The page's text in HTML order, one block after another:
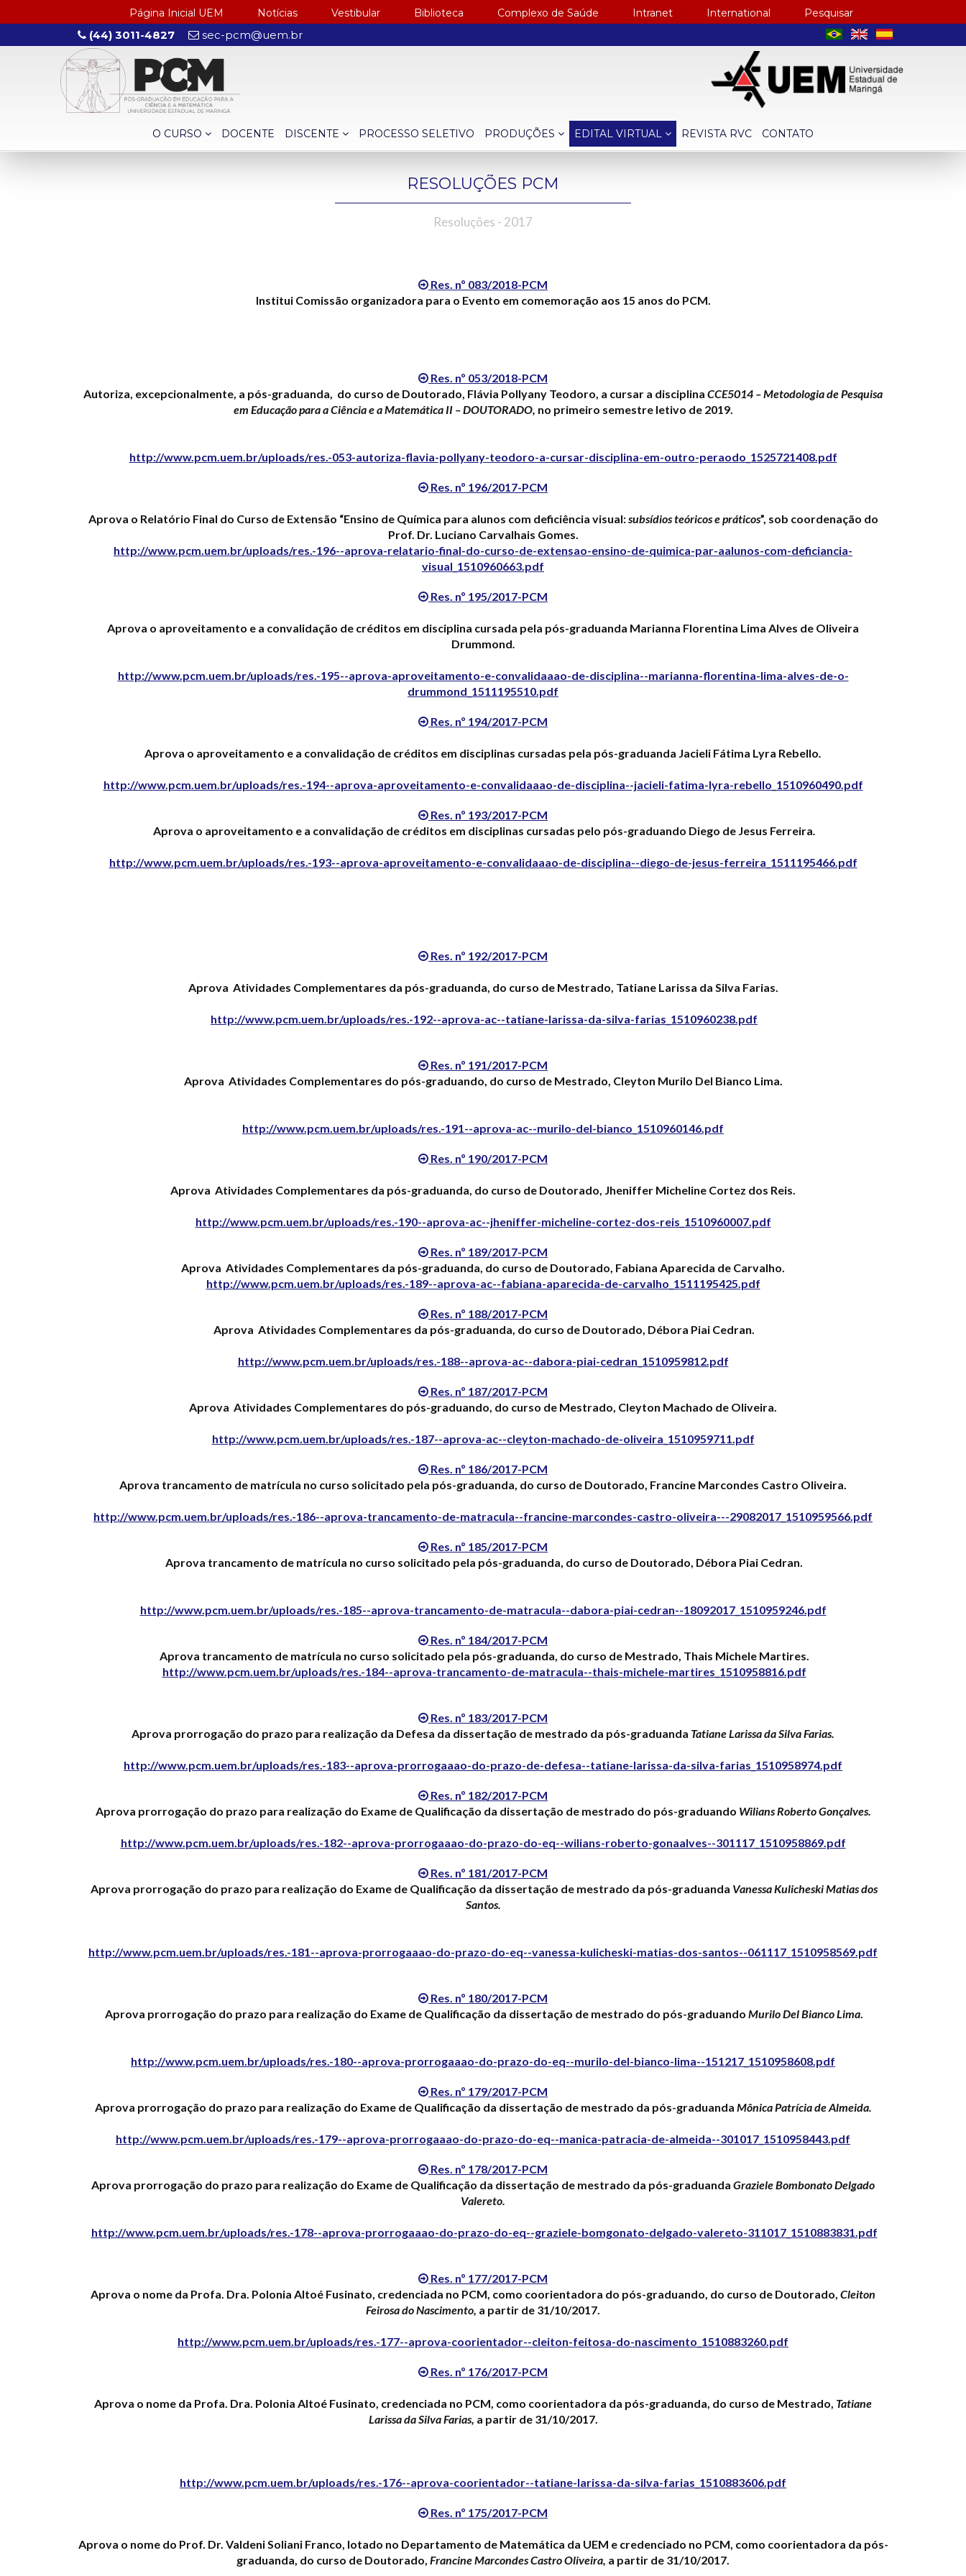
Página Inicial UEM Notícias Vestibular Biblioteca Complexo de Saúde Intranet International Pesquisar
(44) 3011-4827 sec-pcm@uem.br
O CURSO DOCENTE DISCENTE PROCESSO SELETIVO PRODUÇÕES EDITAL VIRTUAL REVISTA RVC CONTATO
RESOLUÇÕES PCM
Resoluções - 2017
Res. nº 083/2018-PCM
Institui Comissão organizadora para o Evento em comemoração aos 15 anos do PCM.
Res. nº 053/2018-PCM
Autoriza, excepcionalmente, a pós-graduanda, do curso de Doutorado, Flávia Pollyany Teodoro, a cursar a disciplina CCE5014 – Metodologia de Pesquisa
em Educação para a Ciência e a Matemática II – DOUTORADO, no primeiro semestre letivo de 2019.
http://www.pcm.uem.br/uploads/res.-053-autoriza-flavia-pollyany-teodoro-a-cursar-disciplina-em-outro-peraodo_1525721408.pdf
Res. nº 196/2017-PCM
Aprova o Relatório Final do Curso de Extensão “Ensino de Química para alunos com deficiência visual:subsídios teóricos e práticos”, sob coordenação do
Prof. Dr. Luciano Carvalhais Gomes.
http://www.pcm.uem.br/uploads/res.-196--aprova-relatario-final-do-curso-de-extensao-ensino-de-quimica-par-aalunos-com-deficiancia-
visual_1510960663.pdf
Res. nº 195/2017-PCM
Aprova o aproveitamento e a convalidação de créditos em disciplina cursada pela pós-graduanda Marianna Florentina Lima Alves de Oliveira
Drummond.
http://www.pcm.uem.br/uploads/res.-195--aprova-aproveitamento-e-convalidaaao-de-disciplina--marianna-florentina-lima-alves-de-o-
drummond_1511195510.pdf
Res. nº 194/2017-PCM
Aprova o aproveitamento e a convalidação de créditos em disciplinas cursadas pela pós-graduanda Jacieli Fátima Lyra Rebello.
http://www.pcm.uem.br/uploads/res.-194--aprova-aproveitamento-e-convalidaaao-de-disciplina--jacieli-fatima-lyra-rebello_1510960490.pdf
Res. nº 193/2017-PCM
Aprova o aproveitamento e a convalidação de créditos em disciplinas cursadas pelo pós-graduando Diego de Jesus Ferreira.
http://www.pcm.uem.br/uploads/res.-193--aprova-aproveitamento-e-convalidaaao-de-disciplina--diego-de-jesus-ferreira_1511195466.pdf
Res. nº 192/2017-PCM
Aprova Atividades Complementares da pós-graduanda, do curso de Mestrado, Tatiane Larissa da Silva Farias.
http://www.pcm.uem.br/uploads/res.-192--aprova-ac--tatiane-larissa-da-silva-farias_1510960238.pdf
Res. nº 191/2017-PCM
Aprova Atividades Complementares do pós-graduando, do curso de Mestrado, Cleyton Murilo Del Bianco Lima.
http://www.pcm.uem.br/uploads/res.-191--aprova-ac--murilo-del-bianco_1510960146.pdf
Res. nº 190/2017-PCM
Aprova Atividades Complementares da pós-graduanda, do curso de Doutorado, Jheniffer Micheline Cortez dos Reis.
http://www.pcm.uem.br/uploads/res.-190--aprova-ac--jheniffer-micheline-cortez-dos-reis_1510960007.pdf
Res. nº 189/2017-PCM
Aprova Atividades Complementares da pós-graduanda, do curso de Doutorado, Fabiana Aparecida de Carvalho.
http://www.pcm.uem.br/uploads/res.-189--aprova-ac--fabiana-aparecida-de-carvalho_1511195425.pdf
Res. nº 188/2017-PCM
Aprova Atividades Complementares da pós-graduanda, do curso de Doutorado, Débora Piai Cedran.
http://www.pcm.uem.br/uploads/res.-188--aprova-ac--dabora-piai-cedran_1510959812.pdf
Res. nº 187/2017-PCM
Aprova Atividades Complementares do pós-graduando, do curso de Mestrado, Cleyton Machado de Oliveira.
http://www.pcm.uem.br/uploads/res.-187--aprova-ac--cleyton-machado-de-oliveira_1510959711.pdf
Res. nº 186/2017-PCM
Aprova trancamento de matrícula no curso solicitado pela pós-graduanda, do curso de Doutorado, Francine Marcondes Castro Oliveira.
http://www.pcm.uem.br/uploads/res.-186--aprova-trancamento-de-matracula--francine-marcondes-castro-oliveira---29082017_1510959566.pdf
Res. nº 185/2017-PCM
Aprova trancamento de matrícula no curso solicitado pela pós-graduanda, do curso de Doutorado, Débora Piai Cedran.
http://www.pcm.uem.br/uploads/res.-185--aprova-trancamento-de-matracula--dabora-piai-cedran--18092017_1510959246.pdf
Res. nº 184/2017-PCM
Aprova trancamento de matrícula no curso solicitado pela pós-graduanda, do curso de Mestrado, Thais Michele Martires.
http://www.pcm.uem.br/uploads/res.-184--aprova-trancamento-de-matracula--thais-michele-martires_1510958816.pdf
Res. nº 183/2017-PCM
Aprova prorrogação do prazo para realização da Defesa da dissertação de mestrado da pós-graduanda Tatiane Larissa da Silva Farias.
http://www.pcm.uem.br/uploads/res.-183--aprova-prorrogaaao-do-prazo-de-defesa--tatiane-larissa-da-silva-farias_1510958974.pdf
Res. nº 182/2017-PCM
Aprova prorrogação do prazo para realização do Exame de Qualificação da dissertação de mestrado do pós-graduando Wilians Roberto Gonçalves.
http://www.pcm.uem.br/uploads/res.-182--aprova-prorrogaaao-do-prazo-do-eq--wilians-roberto-gonaalves--301117_1510958869.pdf
Res. nº 181/2017-PCM
Aprova prorrogação do prazo para realização do Exame de Qualificação da dissertação de mestrado da pós-graduanda Vanessa Kulicheski Matias dos
Santos.
http://www.pcm.uem.br/uploads/res.-181--aprova-prorrogaaao-do-prazo-do-eq--vanessa-kulicheski-matias-dos-santos--061117_1510958569.pdf
Res. nº 180/2017-PCM
Aprova prorrogação do prazo para realização do Exame de Qualificação da dissertação de mestrado do pós-graduando Murilo Del Bianco Lima.
http://www.pcm.uem.br/uploads/res.-180--aprova-prorrogaaao-do-prazo-do-eq--murilo-del-bianco-lima--151217_1510958608.pdf
Res. nº 179/2017-PCM
Aprova prorrogação do prazo para realização do Exame de Qualificação da dissertação de mestrado da pós-graduanda Mônica Patrícia de Almeida.
http://www.pcm.uem.br/uploads/res.-179--aprova-prorrogaaao-do-prazo-do-eq--manica-patracia-de-almeida--301017_1510958443.pdf
Res. nº 178/2017-PCM
Aprova prorrogação do prazo para realização do Exame de Qualificação da dissertação de mestrado da pós-graduanda Graziele Bombonato Delgado
Valereto.
http://www.pcm.uem.br/uploads/res.-178--aprova-prorrogaaao-do-prazo-do-eq--graziele-bomgonato-delgado-valereto-311017_1510883831.pdf
Res. nº 177/2017-PCM
Aprova o nome da Profa. Dra. Polonia Altoé Fusinato, credenciada no PCM, como coorientadora do pós-graduando, do curso de Doutorado, Cleiton
Feirosa do Nascimento, a partir de 31/10/2017.
http://www.pcm.uem.br/uploads/res.-177--aprova-coorientador--cleiton-feitosa-do-nascimento_1510883260.pdf
Res. nº 176/2017-PCM
Aprova o nome da Profa. Dra. Polonia Altoé Fusinato, credenciada no PCM, como coorientadora da pós-graduanda, do curso de Mestrado, Tatiane
Larissa da Silva Farias, a partir de 31/10/2017.
http://www.pcm.uem.br/uploads/res.-176--aprova-coorientador--tatiane-larissa-da-silva-farias_1510883606.pdf
Res. nº 175/2017-PCM
Aprova o nome do Prof. Dr. Valdeni Soliani Franco, lotado no Departamento de Matemática da UEM e credenciado no PCM, como coorientadora da pós-
graduanda, do curso de Doutorado, Francine Marcondes Castro Oliveira, a partir de 31/10/2017.